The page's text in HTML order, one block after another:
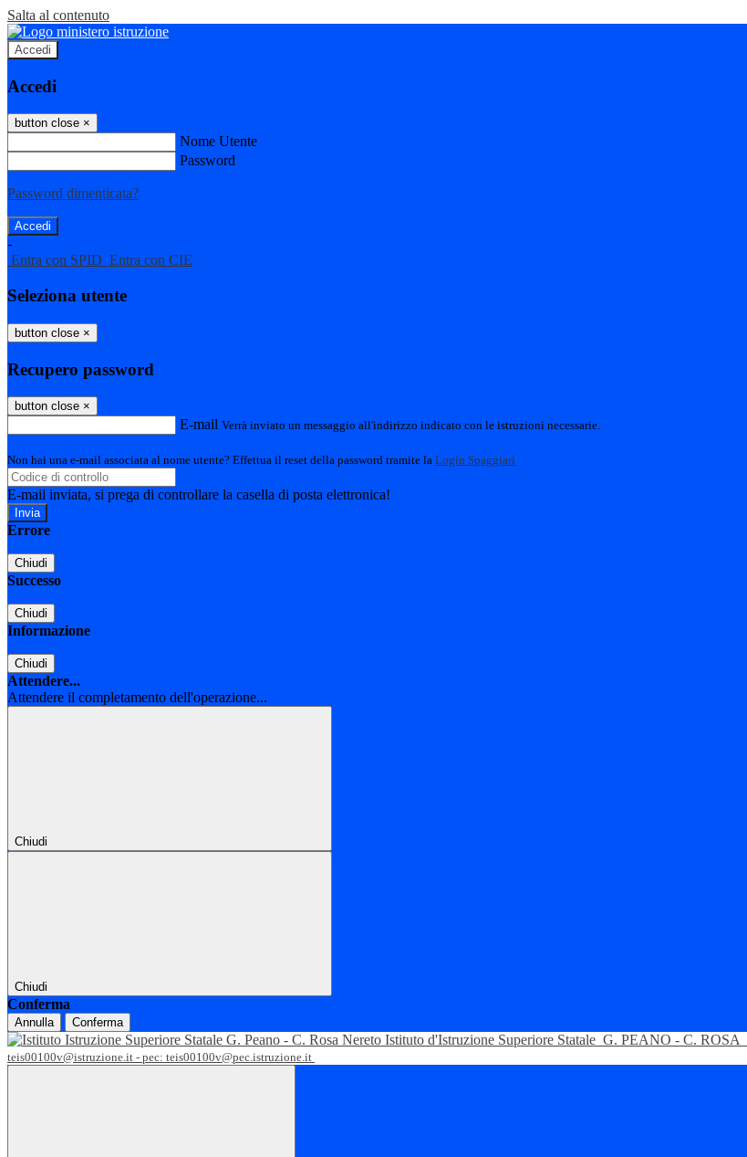
Salta al contenuto
Accedi
Accedi
button close ×
Nome Utente
Password
Password dimenticata?
-
Entra con SPID Entra con CIE
Seleziona utente
button close ×
Recupero password
button close ×
E-mail Verrà inviato un messaggio all'indirizzo indicato con le istruzioni necessarie.
Non hai una e-mail associata al nome utente? Effettua il reset della password tramite la Login Spaggiari
E-mail inviata, si prega di controllare la casella di posta elettronica!
Errore
Chiudi
Successo
Chiudi
Informazione
Chiudi
Attendere...
Attendere il completamento dell'operazione...
Chiudi
Chiudi
Conferma
Annulla Conferma
Istituto d'Istruzione Superiore Statale G. PEANO - C. ROSA
teis00100v@istruzione.it - pec: teis00100v@pec.istruzione.it